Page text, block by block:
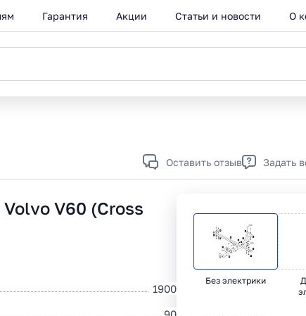
Гарантия Акции Статьи и новости О
Оставить отзыв Задать
V60 (Cross
1900
Без электрики